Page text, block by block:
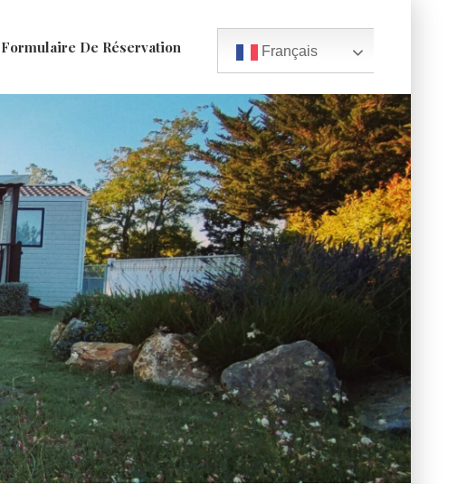
Formulaire De Réservation Français